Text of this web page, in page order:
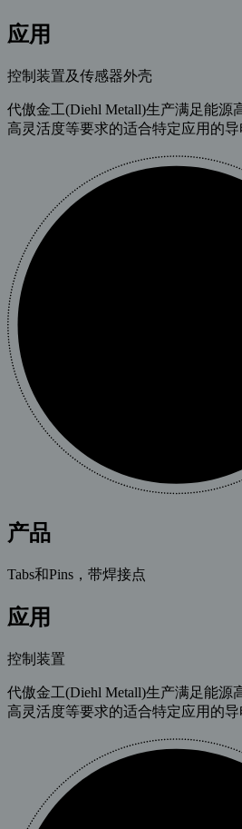
应用
控制装置及传感器外壳
代傲金工(Diehl Metall)生产满足能源
高灵活度等要求的适合特定应用的导
产品
Tabs和Pins，带焊接点
应用
控制装置
代傲金工(Diehl Metall)生产满足能源
高灵活度等要求的适合特定应用的导